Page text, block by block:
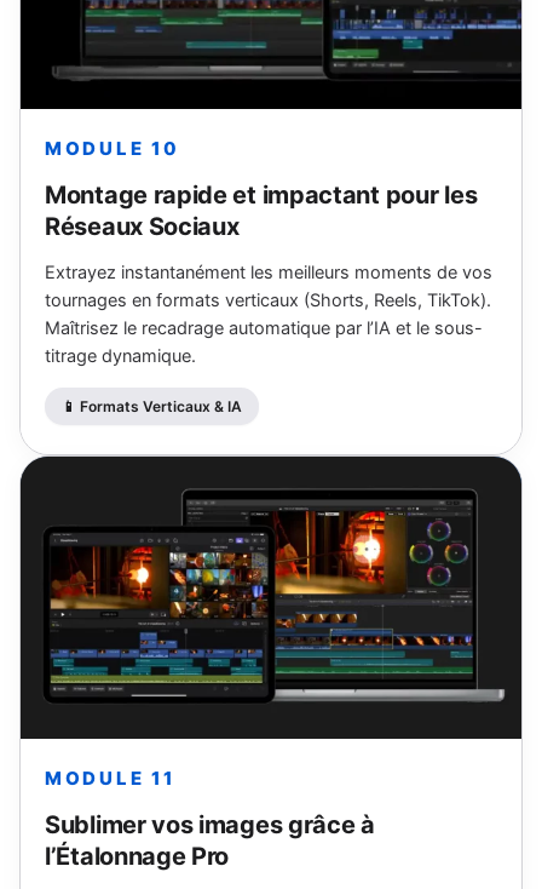
MODULE 10
Montage rapide et impactant pour les
Réseaux Sociaux
Extrayez instantanément les meilleurs moments de vos
tournages en formats verticaux (Shorts, Reels, TikTok).
Maîtrisez le recadrage automatique par l’IA et le sous-
titrage dynamique.
📱 Formats Verticaux & IA
MODULE 11
Sublimer vos images grâce à
l’Étalonnage Pro